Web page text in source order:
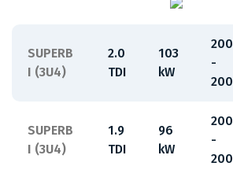
SUPERB
I (3U4)
2.0
TDI
103
kW
-
SUPERB
I (3U4)
1.9
TDI
96
kW
-